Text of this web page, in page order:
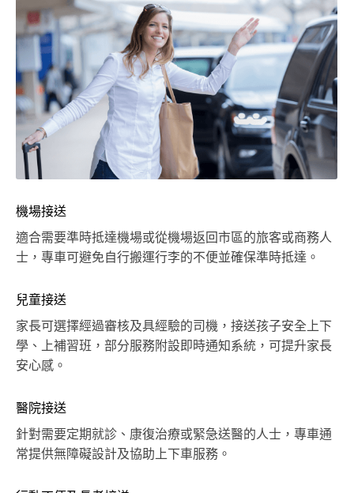
機場接送
適合需要準時抵達機場或從機場返回市區的旅客或商務人
士，專車可避免自行搬運行李的不便並確保準時抵達。
兒童接送
家長可選擇經過審核及具經驗的司機，接送孩子安全上下
學、上補習班，部分服務附設即時通知系統，可提升家長
安心感。
醫院接送
針對需要定期就診、康復治療或緊急送醫的人士，專車通
常提供無障礙設計及協助上下車服務。